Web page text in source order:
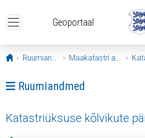
Geoportaal
Avaleht
Ruumiandmed Maakatastri andmed
Ava menüü: Ruumiandmed
Ruumiandmed
Katastriüksuse kõlvikute